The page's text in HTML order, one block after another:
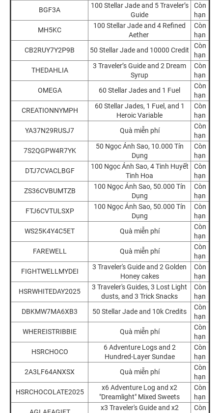
BGF3A
100 Stellar Jade and 5 Traveler’s
Guide
Còn
hạn
MH5KC
100 Stellar Jade and 4 Refined
Aether
Còn
hạn
CB2RUY7Y2P9B
50 Stellar Jade and 10000 Credit
Còn
hạn
THEDAHLIA
3 Traveler’s Guide and 2 Dream
Syrup
Còn
hạn
OMEGA
60 Stellar Jades and 1 Fuel
Còn
hạn
CREATIONNYMPH
60 Stellar Jades, 1 Fuel, and 1
Heroic Variable
Còn
hạn
YA37N29RUSJ7
Quà miễn phí
Còn
hạn
7S2QGPW4R7YK
50 Ngọc Ánh Sao, 10.000 Tín
Dụng
Còn
hạn
DTJ7CVACLBGF
100 Ngọc Ánh Sao, 4 Tinh Huyết
Tinh Hoa
Còn
hạn
ZS36CVBUMTZB
100 Ngọc Ánh Sao, 50.000 Tín
Dụng
Còn
hạn
FTJ6CVTULSXP
100 Ngọc Ánh Sao, 50.000 Tín
Dụng
Còn
hạn
WS25K4Y4C5ET
Quà miễn phí
Còn
hạn
FAREWELL
Quà miễn phí
Còn
hạn
FIGHTWELLMYDEI
3 Traveler's Guide and 2 Golden
Honey cakes
Còn
hạn
HSRWHITEDAY2025
3 Traveler's Guides, 3 Lost Light
dusts, and 3 Trick Snacks
Còn
hạn
DBKMW7MA6XB3
50 Stellar Jade and 10k Credits
Còn
hạn
WHEREISTRIBBIE
Quà miễn phí
Còn
hạn
HSRCHOCO
6 Adventure Logs and 2
Hundred-Layer Sundae
Còn
hạn
2A3LF64ANXSX
Quà miễn phí
Còn
hạn
HSRCHOCOLATE2025
x6 Adventure Log and x2
"Dreamlight" Mixed Sweets
Còn
hạn
x3 Traveler's Guide and x2 Còn